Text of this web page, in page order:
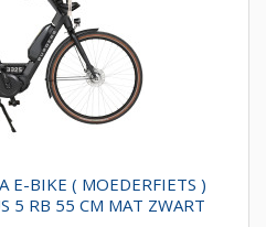
E-BIKE ( MOEDERFIETS )
5 RB 55 CM MAT ZWART